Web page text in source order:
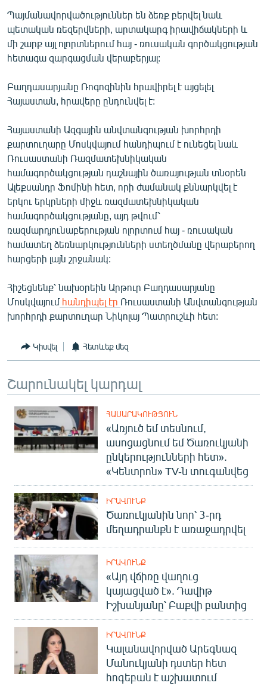
«Ազատության» բոլոր կայքերը
Պայմանավորվածություններ են ձեռք բերվել նաև
պետական ռեզերվների, արտակարգ իրավիճակների և
մի շարք այլ ոլորտներում հայ - ռուսական գործակցության
հետագա զարգացման վերաբերյալ:
Բաղդասարյանը Ռոգոզինին հրավիրել է այցելել
Հայաստան, հրավերը ընդունվել է:
Հայաստանի Ազգային անվտանգության խորհրդի
քարտուղարը Մոսկվայում հանդիպում է ունեցել նաև
Ռուսաստանի Ռազմատեխնիկական
համագործակցության դաշնային ծառայության տնօրեն
Ալեքսանդր Ֆոմինի հետ, որի ժամանակ քննարկվել է
երկու երկրների միջև ռազմատեխնիկական
համագործակցությանը, այդ թվում՝
ռազմարդյունաբերության ոլորտում հայ - ռուսական
համատեղ ձեռնարկությունների ստեղծմանը վերաբերող
հարցերի լայն շրջանակ:
Հիշեցնենք՝ նախօրեին Արթուր Բաղդասարյանը
Մոսկվայում հանդիպել էր Ռուսաստանի Անվտանգության
խորհրդի քարտուղար Նիկոլայ Պատրուշևի հետ:
Կիսվել Հետևեք մեզ
Շարունակել կարդալ
ՀԱՍԱՐԱԿՈՒԹՅՈՒՆ
«Առյուծ եմ տեսնում,
ասոցացնում եմ Ծառուկյանի
ընկերությունների հետ».
«Կենտրոն» TV-ն տուգանվեց
ԻՐԱՎՈՒՆՔ
Ծառուկյանին նոր՝ 3-րդ
մեղադրանքն է առաջադրվել
ԻՐԱՎՈՒՆՔ
«Այդ վճիռը վաղուց
կայացված է». Դավիթ
Իշխանյանը՝ Բաքվի բանտից
ԻՐԱՎՈՒՆՔ
Կալանավորված Արեգնազ
Մանուկյանի դստեր հետ
հոգեբան է աշխատում